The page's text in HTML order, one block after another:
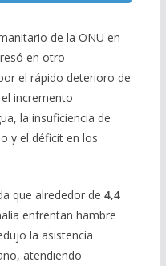
de la ONU en
en otro
el rápido deterioro de
incremento
la insuficiencia de
y el déficit en los
que alrededor de 4,4
enfrentan hambre
la asistencia
atendiendo